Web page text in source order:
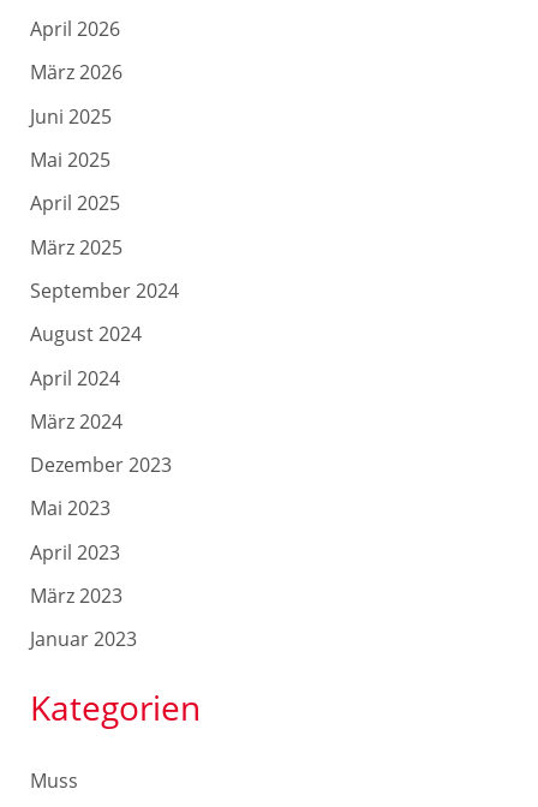
April 2026
März 2026
Juni 2025
Mai 2025
April 2025
März 2025
September 2024
August 2024
April 2024
März 2024
Dezember 2023
Mai 2023
April 2023
März 2023
Januar 2023
Kategorien
Muss